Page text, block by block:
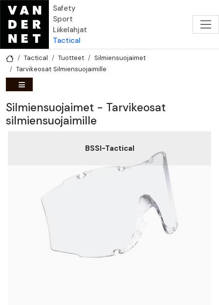
Hyppää pääsisältöön
Safety
Sport
Liikelahjat
Tactical
Tactical Tuotteet
Silmiensuojaimet
Tarvikeosat Silmiensuojaimille
Silmiensuojaimet - Tarvikeosat
silmiensuojaimille
BSSI-Tactical